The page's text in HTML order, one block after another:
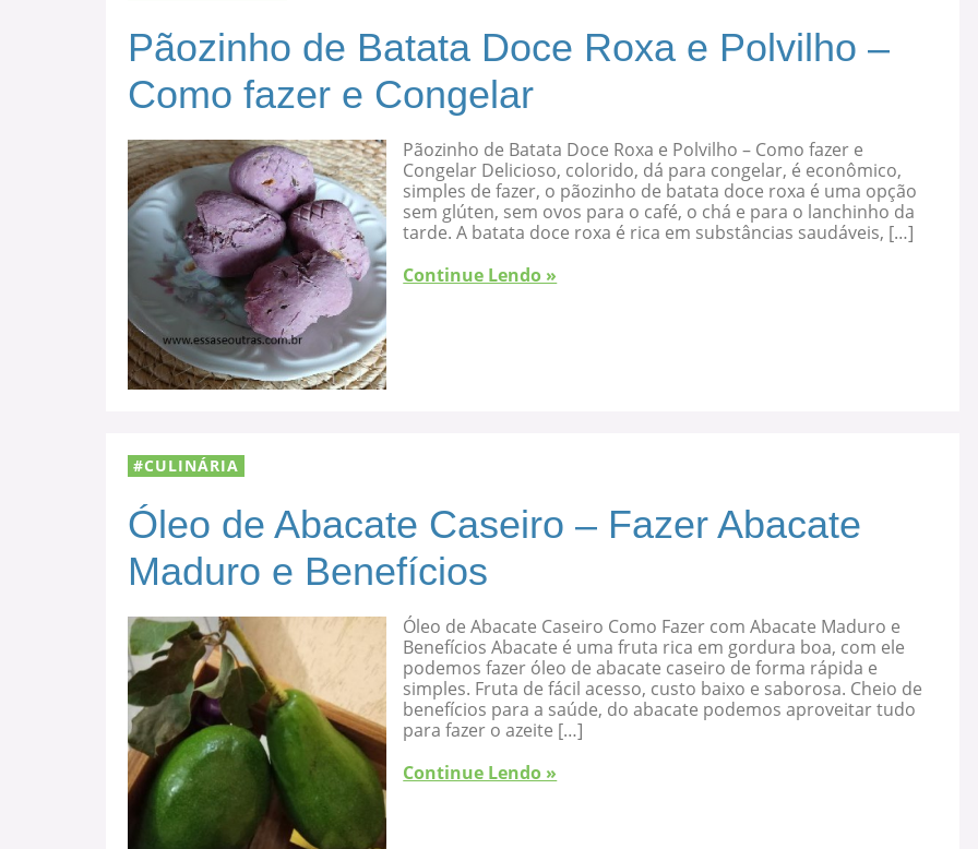
Pãozinho de Batata Doce Roxa e Polvilho –
Como fazer e Congelar
Pãozinho de Batata Doce Roxa e Polvilho – Como fazer e
Congelar Delicioso, colorido, dá para congelar, é econômico,
simples de fazer, o pãozinho de batata doce roxa é uma opção
sem glúten, sem ovos para o café, o chá e para o lanchinho da
tarde. A batata doce roxa é rica em substâncias saudáveis, […]
Continue Lendo »
CULINÁRIA
Óleo de Abacate Caseiro – Fazer Abacate
Maduro e Benefícios
Óleo de Abacate Caseiro Como Fazer com Abacate Maduro e
Benefícios Abacate é uma fruta rica em gordura boa, com ele
podemos fazer óleo de abacate caseiro de forma rápida e
simples. Fruta de fácil acesso, custo baixo e saborosa. Cheio de
benefícios para a saúde, do abacate podemos aproveitar tudo
para fazer o azeite […]
Continue Lendo »